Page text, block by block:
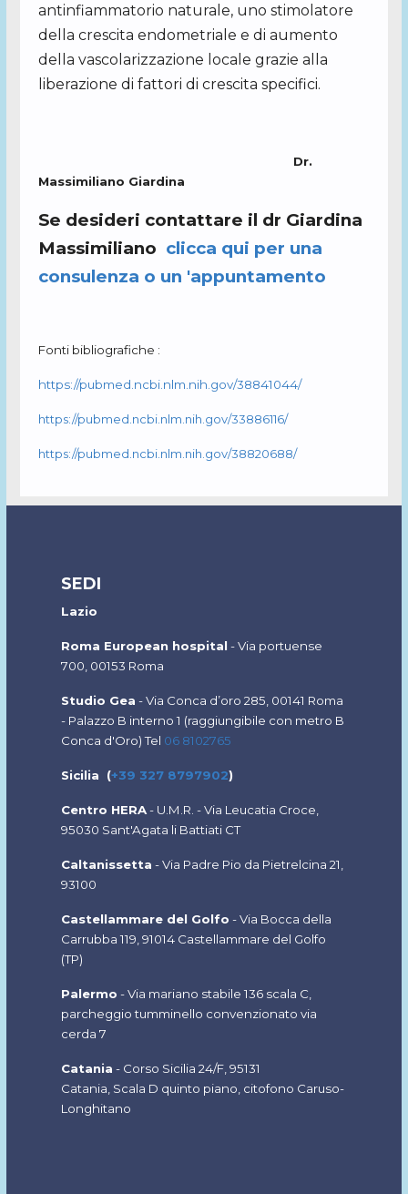
antinfiammatorio naturale, uno stimolatore
della crescita endometriale e di aumento
della vascolarizzazione locale grazie alla
liberazione di fattori di crescita specifici.
Dr.
Massimiliano Giardina
Se desideri contattare il dr Giardina
Massimiliano clicca qui per una
consulenza o un 'appuntamento
Fonti bibliografiche :
https://pubmed.ncbi.nlm.nih.gov/38841044/
https://pubmed.ncbi.nlm.nih.gov/33886116/
https://pubmed.ncbi.nlm.nih.gov/38820688/
SEDI
Lazio
Roma European hospital - Via portuense
700, 00153 Roma
Studio Gea -Via Conca d’oro 285, 00141 Roma
- Palazzo B interno 1 (raggiungibile con metro B
Conca d'Oro) Tel 06 8102765
Sicilia (+39 327 8797902)
Centro HERA- U.M.R. - Via Leucatia Croce,
95030 Sant'Agata li Battiati CT
Caltanissetta - Via Padre Pio da Pietrelcina 21,
93100
Castellammare del Golfo - Via Bocca della
Carrubba 119, 91014 Castellammare del Golfo
(TP)
Palermo - Via mariano stabile 136 scala C,
parcheggio tumminello convenzionato via
cerda 7
Catania - Corso Sicilia 24/F, 95131
Catania, Scala D quinto piano, citofono Caruso-
Longhitano